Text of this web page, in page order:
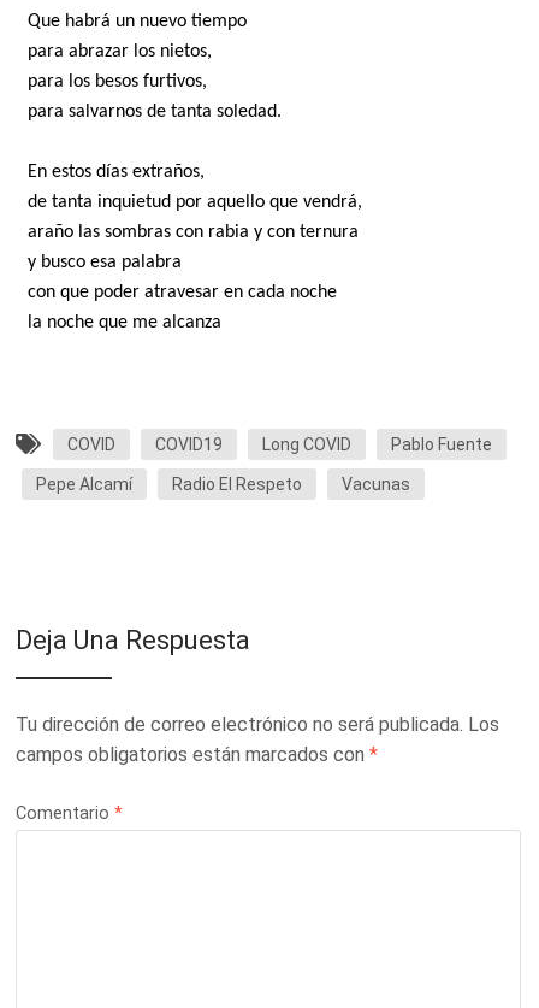
Que habrá un nuevo tiempo
para abrazar los nietos,
para los besos furtivos,
para salvarnos de tanta soledad.
En estos días extraños,
de tanta inquietud por aquello que vendrá,
araño las sombras con rabia y con ternura
y busco esa palabra
con que poder atravesar en cada noche
la noche que me alcanza
COVID COVID19 Long COVID Pablo Fuente
Pepe Alcamí Radio El Respeto Vacunas
Deja Una Respuesta
Tu dirección de correo electrónico no será publicada. Los
campos obligatorios están marcados con*
Comentario*